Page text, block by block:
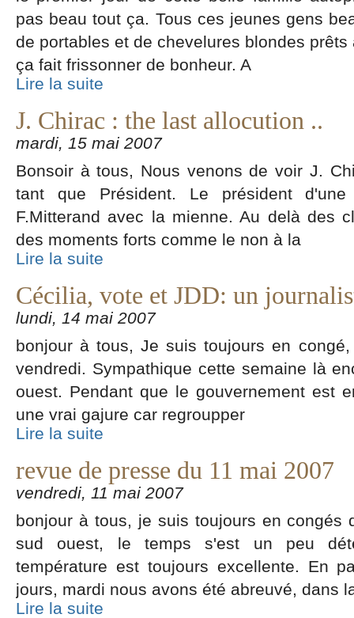
pas beau tout ça. Tous ces jeunes gens
de portables et de chevelures blondes
ça fait frissonner de bonheur. A
Lire la suite
J. Chirac : the last allocution ..
mardi, 15 mai 2007
Bonsoir à tous, Nous venons de voir J.
tant que Président. Le président
F.Mitterand avec la mienne. Au delà des
des moments forts comme le non à la
Lire la suite
Cécilia, vote et JDD: un
lundi, 14 mai 2007
bonjour à tous, Je suis toujours en
vendredi. Sympathique cette semaine là
ouest. Pendant que le gouvernement est
une vrai gajure car regroupper
Lire la suite
revue de presse du 11 mai 2007
vendredi, 11 mai 2007
bonjour à tous, je suis toujours en congés
sud ouest, le temps s'est un peu
température est toujours excellente. En
jours, mardi nous avons été abreuvé, dans
Lire la suite